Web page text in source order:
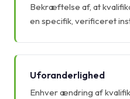
Bekræftelse af, at
en specifik, verificeret
Uforanderlighed
Enhver ændring af